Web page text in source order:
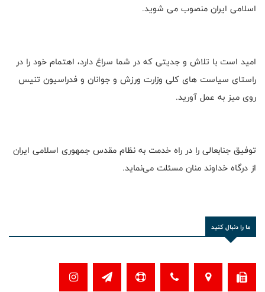
اسلامی ایران منصوب می شوید.
امید است با تلاش و جدیتی که در شما سراغ دارد، اهتمام خود را در
راستای سیاست های کلی وزارت ورزش و جوانان و فدراسیون تنیس
روی میز به عمل آورید.
توفیق جنابعالی را در راه خدمت به نظام مقدس جمهوری اسلامی ایران
از درگاه خداوند منان مسئلت می‌نماید.
ما را دنبال کنید